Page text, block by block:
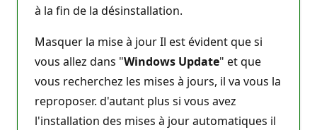
à la fin de la désinstallation.
Masquer la mise à jour Il est évident que si
vous allez dans "Windows Update" et que
vous recherchez les mises à jours, il va vous la
reproposer. d'autant plus si vous avez
l'installation des mises à jour automatiques il